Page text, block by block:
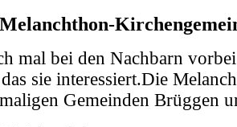
mal bei den Nachbarn
sie interessiert.Die
Gemeinden Brüggen